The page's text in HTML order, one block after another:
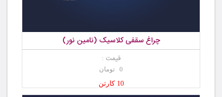
چراغ سقفی کلاسیک (نامین نور)
قیمت :
0 تومان
10 کارتن